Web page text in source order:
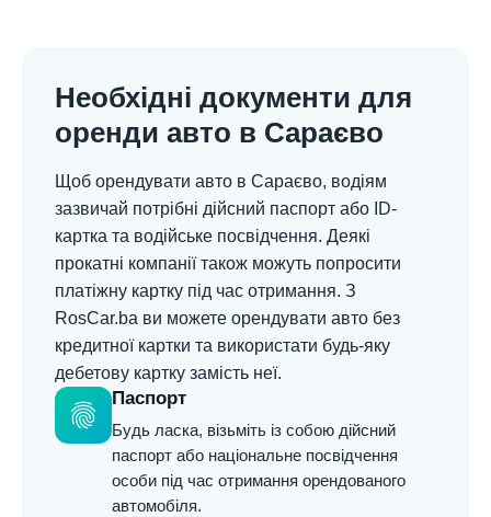
Необхідні документи для
оренди авто в Сараєво
Щоб орендувати авто в Сараєво, водіям
зазвичай потрібні дійсний паспорт або ID-
картка та водійське посвідчення. Деякі
прокатні компанії також можуть попросити
платіжну картку під час отримання. З
RosCar.ba ви можете орендувати авто без
кредитної картки та використати будь-яку
дебетову картку замість неї.
fingerprint
Паспорт
Будь ласка, візьміть із собою дійсний
паспорт або національне посвідчення
особи під час отримання орендованого
автомобіля.